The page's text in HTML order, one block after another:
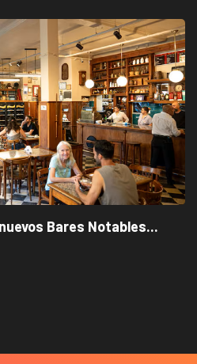
Bares Notables...